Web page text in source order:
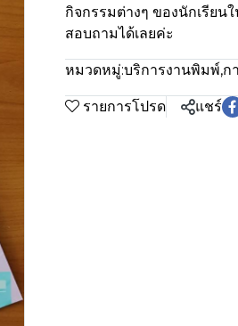
กิจกรรมต่างๆ ของนักเรียน
สอบถามได้เลยค่ะ
หมวดหมู่:บริการงานพิมพ์,ก
รายการโปรด แชร์